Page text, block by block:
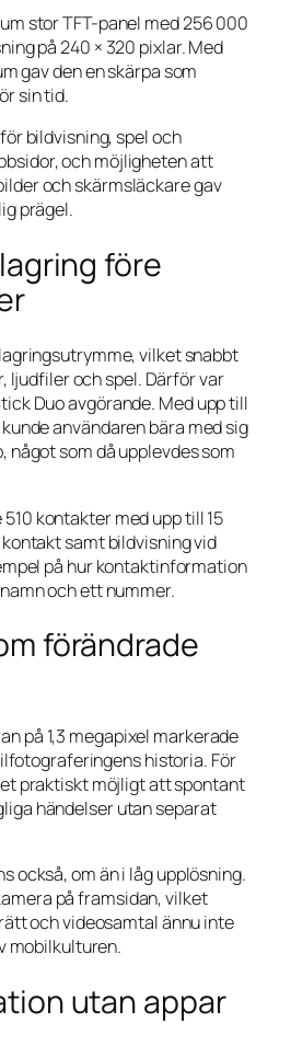
stor TFT-panel med 256 000
på 240 × 320 pixlar. Med
gav den en skärpa som
sin tid.
bildvisning, spel och
och möjligheten att
och skärmsläckare gav
prägel.
före
vilket snabbt
ljudfiler och spel. Därför var
Duo avgörande. Med upp till
användaren bära med sig
något som då upplevdes som
kontakter med upp till 15
samt bildvisning vid
på hur kontaktinformation
och ett nummer.
förändrade
på 1,3 megapixel markerade
historia. För
praktiskt möjligt att spontant
händelser utan separat
också, om än i låg upplösning.
på framsidan, vilket
och videosamtal ännu inte
mobilkulturen.
utan appar